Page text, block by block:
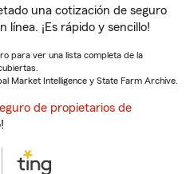
una cotización de seguro
línea. ¡Es rápido y sencillo!
para ver una lista completa de la
Market Intelligence y State Farm Archive.
de propietarios de